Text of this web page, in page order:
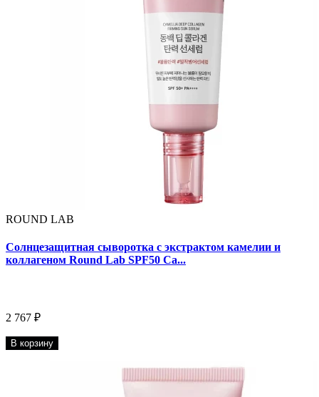
ROUND LAB
Солнцезащитная сыворотка с экстрактом камелии и
коллагеном Round Lab SPF50 Ca...
2 767 ₽
В корзину